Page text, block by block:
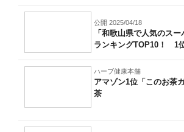
公開 2025/04/18
「和歌山県で人気のスー
ランキングTOP10！ 1
ハーブ健康本舗
アマゾン1位「このお茶
茶